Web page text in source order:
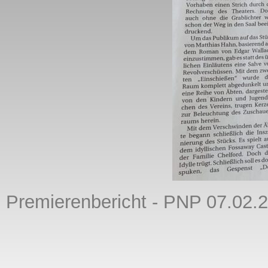
Premierenbericht - PNP